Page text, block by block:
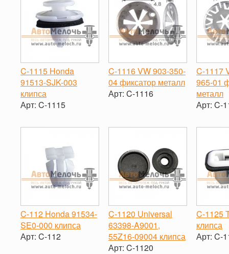
C-1115 Honda
91513-SJK-003
клипса
Арт: C-1115
-
+
C-1116 VW 903-350-
04 фиксатор металл
Арт: C-1116
C-1117
965-01
металл
Арт: C-
-
C-112 Honda 91534-
SE0-000 клипса
Арт: C-112
C-1120 Universal
63398-A9001,
55Z16-09004 клипса
Арт: C-1120
C-1125
клипса
Арт: C-